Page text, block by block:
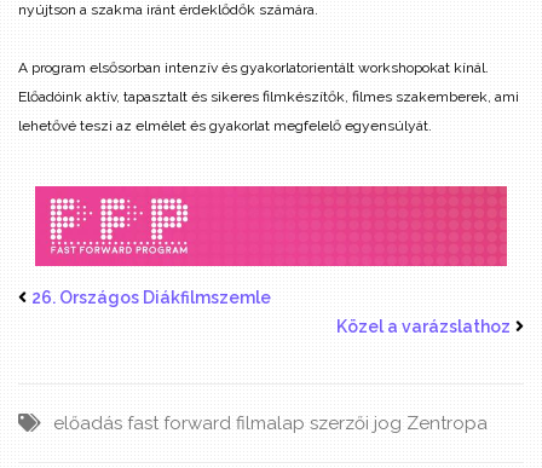
nyújtson a szakma iránt érdeklődők számára.
A program elsősorban intenzív és gyakorlatorientált workshopokat kínál.
Előadóink aktív, tapasztalt és sikeres filmkészítők, filmes szakemberek, ami
lehetővé teszi az elmélet és gyakorlat megfelelő egyensúlyát.
26. Országos Diákfilmszemle
Közel a varázslathoz
előadás fast forward filmalap szerzői jog Zentropa